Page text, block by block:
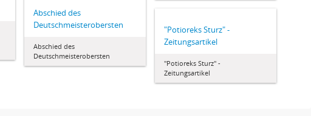
Abschied des
Deutschmeisterobersten
Abschied des
Deutschmeisterobersten
"Potioreks Sturz" -
Zeitungsartikel
"Potioreks Sturz" -
Zeitungsartikel